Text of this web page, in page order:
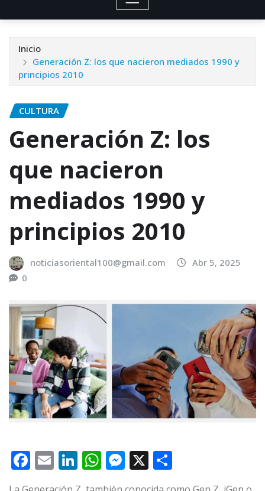
Inicio
Generación Z: los que nacieron mediados 1990 y
principios 2010
CULTURA
Generación Z: los
que nacieron
mediados 1990 y
principios 2010
noticiasoriental100@gmail.com
Abr 5, 2025
0
F E
m
Li
n
W
h
M X